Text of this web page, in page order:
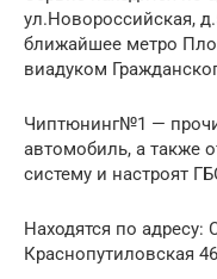
ул.Новороссийская,
ближайшее метро
виадуком
Чиптюнинг№1 —
автомобиль, а также
систему и настроят
Находятся по адресу:
Краснопутиловская